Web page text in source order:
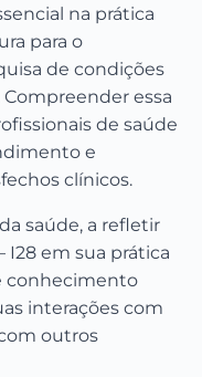
na prática
para o
de condições
essa
de saúde
e
clínicos.
saúde, a refletir
I28 em sua prática
conhecimento
interações com
outros